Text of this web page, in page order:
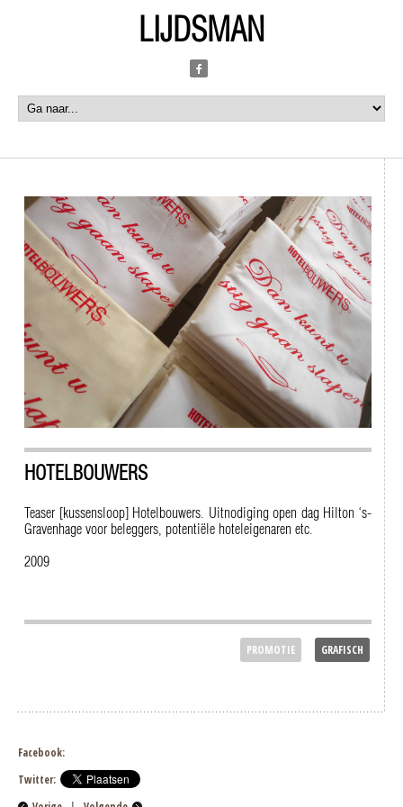
LIJDSMAN
HOTELBOUWERS
Teaser [kussensloop] Hotelbouwers. Uitnodiging open dag Hilton ‘s-
Gravenhage voor beleggers, potentiële hoteleigenaren etc.
2009
PROMOTIE GRAFISCH
Facebook:
Twitter: